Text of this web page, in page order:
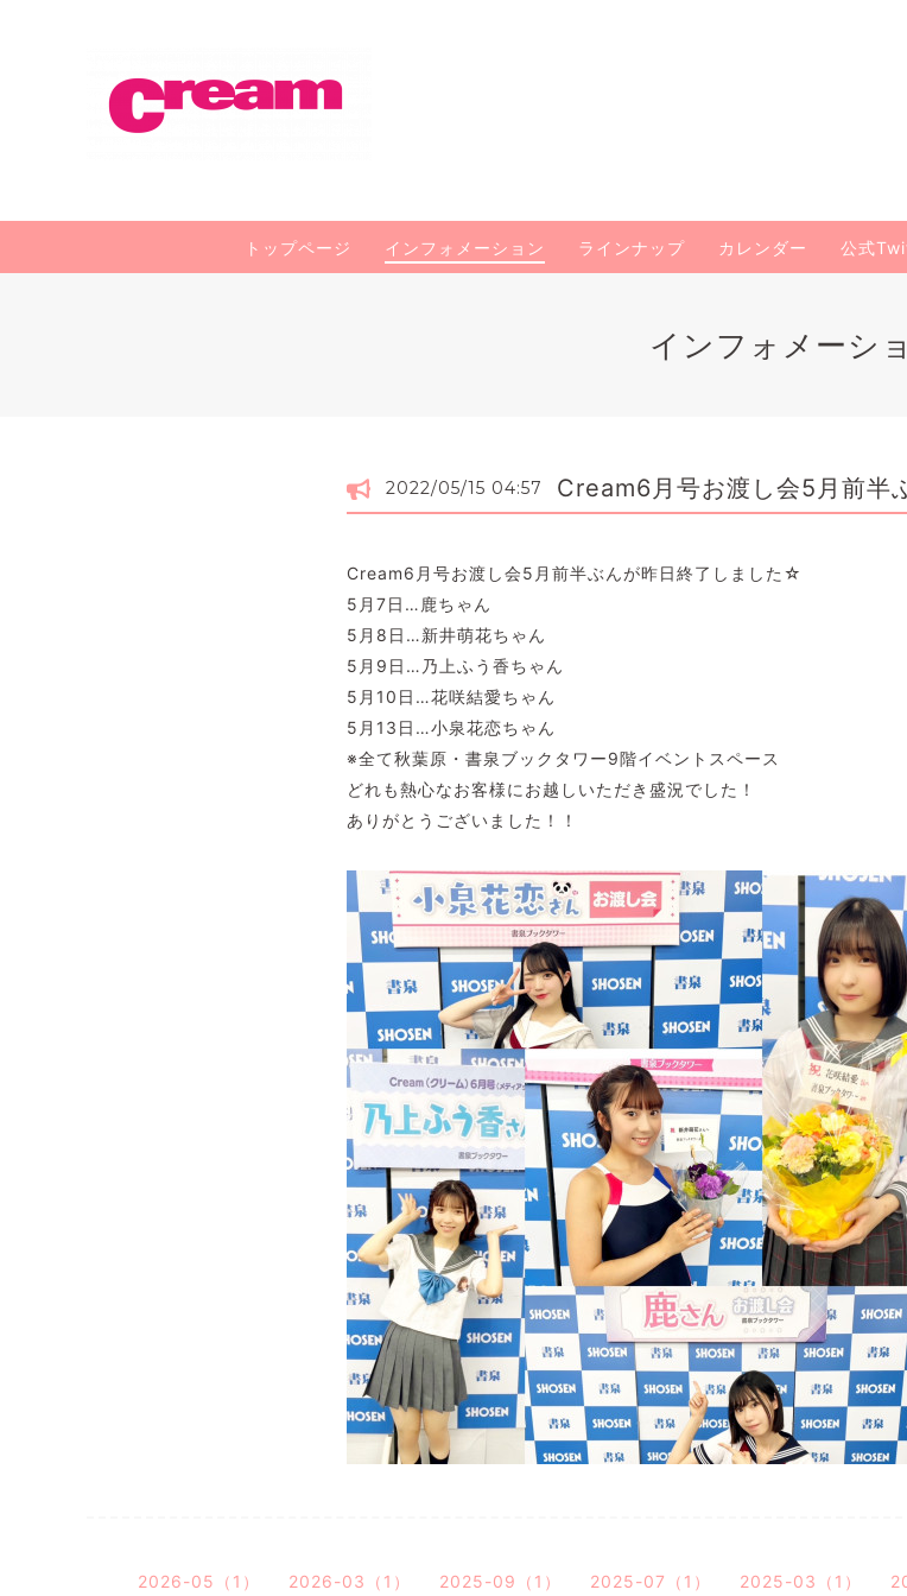
トップページ インフォメーション ラインナップ カレンダー 公式
インフォメーシ
2022/05/15 04:57 Cream6月号お渡し会5月前半
Cream6月号お渡し会5月前半ぶんが昨日終了しました☆
5月7日…鹿ちゃん
5月8日…新井萌花ちゃん
5月9日…乃上ふう香ちゃん
5月10日…花咲結愛ちゃん
5月13日…小泉花恋ちゃん
※全て秋葉原・書泉ブックタワー9階イベントスペース
どれも熱心なお客様にお越しいただき盛況でした！
ありがとうございました！！
2026-05（1） 2026-03（1） 2025-09（1） 2025-07（1） 2025-03（1）